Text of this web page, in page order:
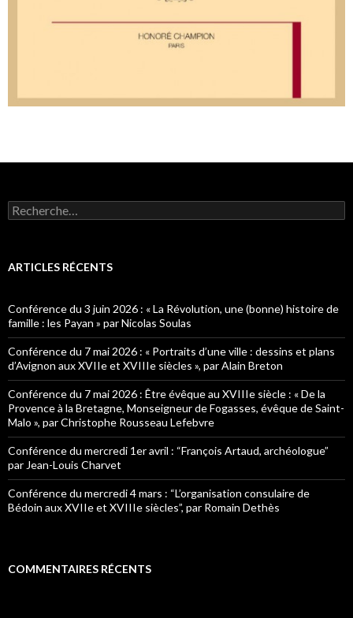
R
e
e
h
e
r
:
ARTICLES RÉCENTS
Conférence du 3 juin 2026 : « La Révolution, une (bonne) histoire de
famille : les Payan » par Nicolas Soulas
Conférence du 7 mai 2026 : « Portraits d’une ville : dessins et plans
d’Avignon aux XVIIe et XVIIIe siècles », par Alain Breton
Conférence du 7 mai 2026 : Être évêque au XVIIIe siècle : « De la
Provence à la Bretagne, Monseigneur de Fogasses, évêque de Saint-
Malo », par Christophe Rousseau Lefebvre
Conférence du mercredi 1er avril : “François Artaud, archéologue”
par Jean-Louis Charvet
Conférence du mercredi 4 mars : “L’organisation consulaire de
Bédoin aux XVIIe et XVIIIe siècles”, par Romain Dethès
COMMENTAIRES RÉCENTS